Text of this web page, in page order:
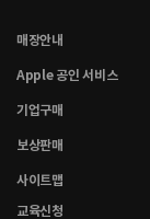
매장안내
Apple 공인 서비스
기업구매
보상판매
사이트맵
교육신청